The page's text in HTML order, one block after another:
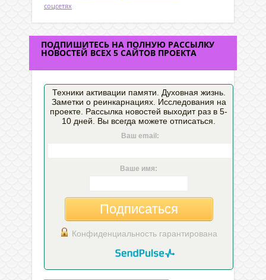
соцсетях
ПОДПИШИТЕСЬ НА ПОЛНУЮ РАССЫЛКУ
НОВОСТЕЙ ВСЕХ 5 САЙТОВ ПРОЕКТА
Техники активации памяти. Духовная жизнь.
Заметки о реинкарнациях. Исследования на
проекте. Рассылка новостей выходит раз в 5-
10 дней. Вы всегда можете отписаться.
Ваш email:
Ваше имя:
Подписаться
Конфиденциальность гарантирована